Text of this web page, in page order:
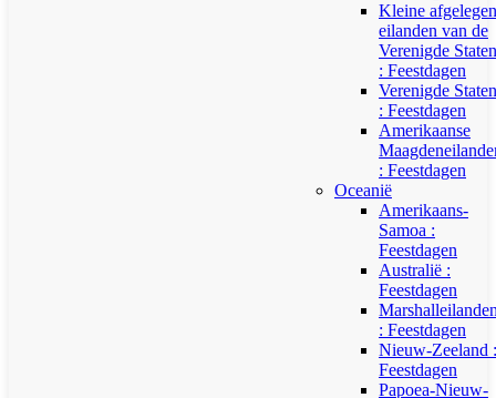
Kleine afgelegen
eilanden van de
Verenigde Staten
: Feestdagen
Verenigde Staten
: Feestdagen
Amerikaanse
: Feestdagen
Oceanië
Amerikaans-
Samoa :
Feestdagen
Australië :
Feestdagen
: Feestdagen
Nieuw-Zeeland :
Feestdagen
Papoea-Nieuw-